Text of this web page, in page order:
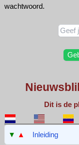
wachtwoord.
Dit is de
▼ ▲ Inleiding